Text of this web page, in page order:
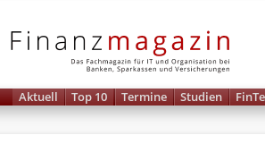
Aktuell Top 10 Termine Studien